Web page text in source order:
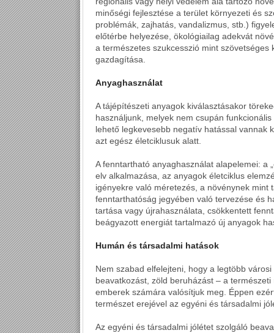
minőségi fejlesztése a terület környezeti és
problémák, zajhatás, vandalizmus, stb.)
előtérbe helyezése, ökológiailag adekvát
a természetes szukcesszió mint
gazdagítása.
Anyaghasználat
A tájépítészeti anyagok kiválasztásakor
használjunk, melyek nem csupán
lehető legkevesebb negatív hatással vannak
azt egész életciklusuk alatt.
A fenntartható anyaghasználat alapelemei: a
elv alkalmazása, az anyagok életciklus
igényekre való méretezés, a növénynek
fenntarthatóság jegyében való tervezése és
tartása vagy újrahasználata, csökkentett
beágyazott energiát tartalmazó új anyagok
Humán és társadalmi hatások
Nem szabad elfelejteni, hogy a legtöbb
beavatkozást, zöld beruházást – a
emberek számára valósítjuk meg. Éppen
természet erejével az egyéni és társadalmi
Az egyéni és társadalmi jólétet szolgáló